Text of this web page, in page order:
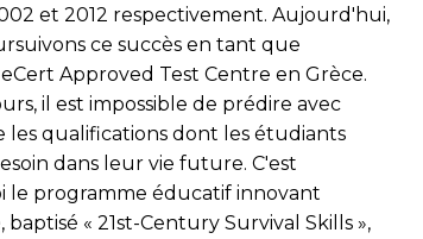
et 2012 respectivement. Aujourd'hui,
ce succès en tant que
Approved Test Centre en Grèce.
il est impossible de prédire avec
les qualifications dont les étudiants
dans leur vie future. C'est
le programme éducatif innovant
« 21st-Century Survival Skills »,